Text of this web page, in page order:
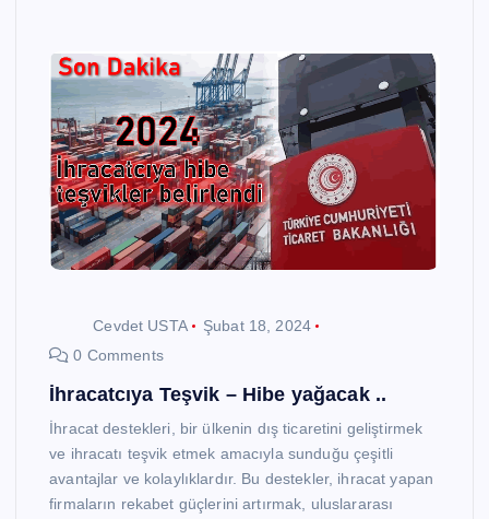
Cevdet USTA
Şubat 18, 2024
0 Comments
İhracatcıya Teşvik – Hibe yağacak ..
İhracat destekleri, bir ülkenin dış ticaretini geliştirmek
ve ihracatı teşvik etmek amacıyla sunduğu çeşitli
avantajlar ve kolaylıklardır. Bu destekler, ihracat yapan
firmaların rekabet güçlerini artırmak, uluslararası